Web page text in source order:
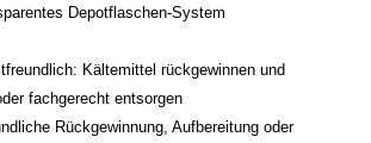
Depotflaschen-System
Kältemittel rückgewinnen und
fachgerecht entsorgen
Rückgewinnung, Aufbereitung oder